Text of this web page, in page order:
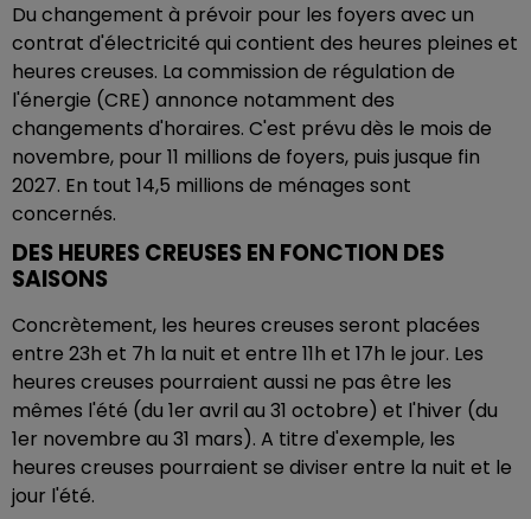
Du changement à prévoir pour les foyers avec un
contrat d'électricité qui contient des heures pleines et
heures creuses. La commission de régulation de
l'énergie (CRE) annonce notamment des
changements d'horaires. C'est prévu dès le mois de
novembre, pour 11 millions de foyers, puis jusque fin
2027. En tout 14,5 millions de ménages sont
concernés.
DES HEURES CREUSES EN FONCTION DES
SAISONS
Concrètement, les heures creuses seront placées
entre 23h et 7h la nuit et entre 11h et 17h le jour. Les
heures creuses pourraient aussi ne pas être les
mêmes l'été (du 1er avril au 31 octobre) et l'hiver (du
1er novembre au 31 mars). A titre d'exemple, les
heures creuses pourraient se diviser entre la nuit et le
jour l'été.